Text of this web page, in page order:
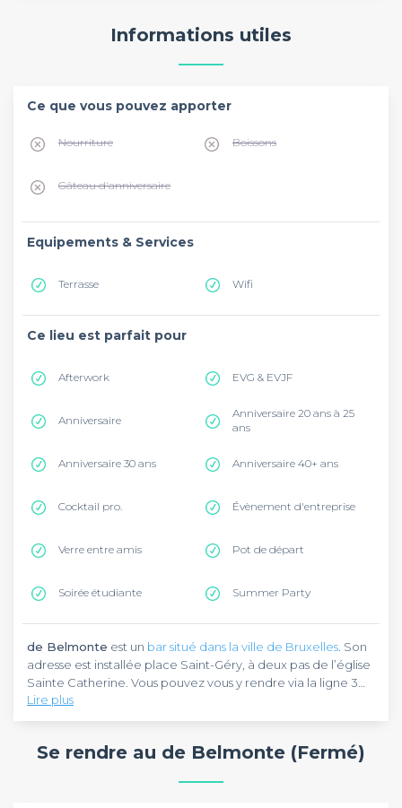
Informations utiles
Ce que vous pouvez apporter
Nourriture Boissons
Gâteau d'anniversaire
Equipements & Services
Terrasse Wifi
Ce lieu est parfait pour
Afterwork EVG & EVJF
Anniversaire
Anniversaire 20 ans à 25
ans
Anniversaire 30 ans Anniversaire 40+ ans
Cocktail pro. Évènement d'entreprise
Verre entre amis Pot de départ
Soirée étudiante Summer Party
de Belmonte est un bar situé dans la ville de Bruxelles . Son
adresse est installée place Saint-Géry, à deux pas de l’église
Sainte Catherine. Vous pouvez vous y rendre via la ligne 3
ou 4 du tramway qui vous déposera à la station Bourse, à
200 mètres de là.
de Belmonteest réputé pour ses cocktails, parfaitement
lustre illuminant les convives en tête à tête et un décor qui
Lire plus
Se rendre au de Belmonte (Fermé)